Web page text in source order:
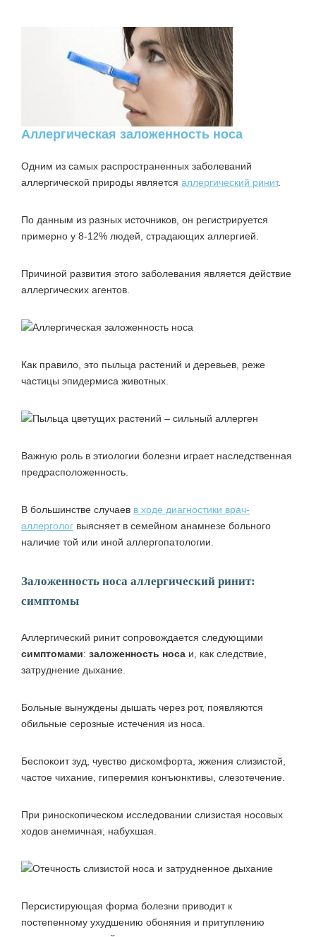
Аллергическая заложенность носа
Одним из самых распространенных заболеваний
аллергической природы является аллергический ринит.
По данным из разных источников, он регистрируется
примерно у 8-12% людей, страдающих аллергией.
Причиной развития этого заболевания является действие
аллергических агентов.
Как правило, это пыльца растений и деревьев, реже
частицы эпидермиса животных.
Важную роль в этиологии болезни играет наследственная
предрасположенность.
В большинстве случаев в ходе диагностики врач-
аллерголог выясняет в семейном анамнезе больного
наличие той или иной аллергопатологии.
Заложенность носа аллергический ринит:
симптомы
Аллергический ринит сопровождается следующими
симптомами: заложенность носа и, как следствие,
затруднение дыхание.
Больные вынуждены дышать через рот, появляются
обильные серозные истечения из носа.
Беспокоит зуд, чувство дискомфорта, жжения слизистой,
частое чихание, гиперемия конъюнктивы, слезотечение.
При риноскопическом исследовании слизистая носовых
ходов анемичная, набухшая.
Персистирующая форма болезни приводит к
постепенному ухудшению обоняния и притуплению